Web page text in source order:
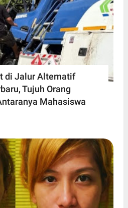
di Jalur Alternatif
Tujuh Orang
Mahasiswa